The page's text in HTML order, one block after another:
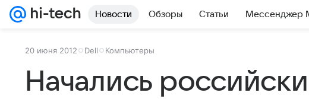
Новости Обзоры Статьи Мессенджер
20 июня 2012 Dell Компьютеры
Начались